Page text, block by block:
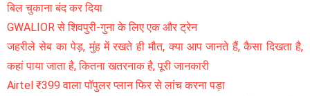
बिल चुकाना बंद कर दिया
GWALIOR से शिवपुरी-गुना के लिए एक और ट्रेन
जहरीले सेब का पेड़, मुंह में रखते ही मौत, क्या आप जानते हैं, कैसा दिखता है,
कहां पाया जाता है, कितना खतरनाक है, पूरी जानकारी
Airtel ₹399 वाला पॉपुलर प्लान फिर से लांच करना पड़ा